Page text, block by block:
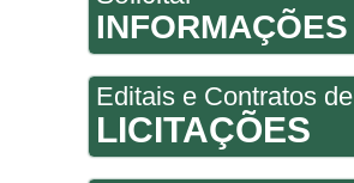
INFORMAÇÕES
Editais e Contratos de
LICITAÇÕES